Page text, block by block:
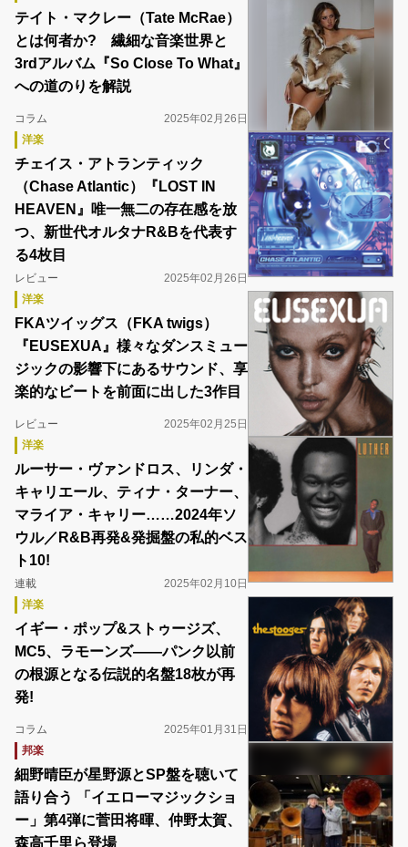
テイト・マクレー（Tate McRae）
とは何者か? 繊細な音楽世界と
3rdアルバム『So Close To What』
への道のりを解説
コラム
2025年02月26日
洋楽
チェイス・アトランティック
（Chase Atlantic）『LOST IN
HEAVEN』唯一無二の存在感を放
つ、新世代オルタナR&Bを代表す
る4枚目
レビュー
2025年02月26日
洋楽
FKAツイッグス（FKA twigs）
『EUSEXUA』様々なダンスミュー
ジックの影響下にあるサウンド、享
楽的なビートを前面に出した3作目
レビュー
2025年02月25日
洋楽
ルーサー・ヴァンドロス、リンダ・
キャリエール、ティナ・ターナー、
マライア・キャリー……2024年ソ
ウル／R&B再発&発掘盤の私的ベス
ト10!
連載
2025年02月10日
洋楽
イギー・ポップ&ストゥージズ、
MC5、ラモーンズ――パンク以前
の根源となる伝説的名盤18枚が再
発!
コラム
2025年01月31日
邦楽
細野晴臣が星野源とSP盤を聴いて
語り合う 「イエローマジックショ
ー」第4弾に菅田将暉、仲野太賀、
森高千里ら登場